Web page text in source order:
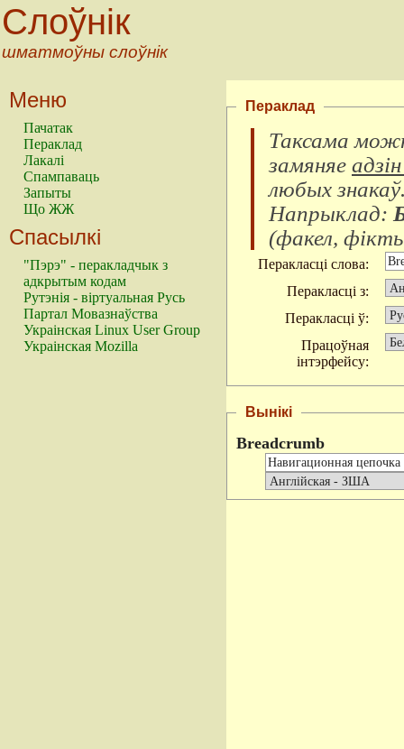
Слоўнік
шматмоўны слоўнік
Меню
Пачатак
Пераклад
Лакалі
Спампаваць
Запыты
Що ЖЖ
Спасылкі
"Пэрэ" - перакладчык з
адкрытым кодам
Рутэнія - віртуальная Русь
Партал Мовазнаўства
Украінская Linux User Group
Украінская Mozilla
Пераклад
Таксама
замяняе
любых знакаў
Напрыклад:
(факел,
Перакласці слова:
Перакласці з:
Перакласці ў:
Працоўная
інтэрфейсу:
Вынікі
Breadcrumb